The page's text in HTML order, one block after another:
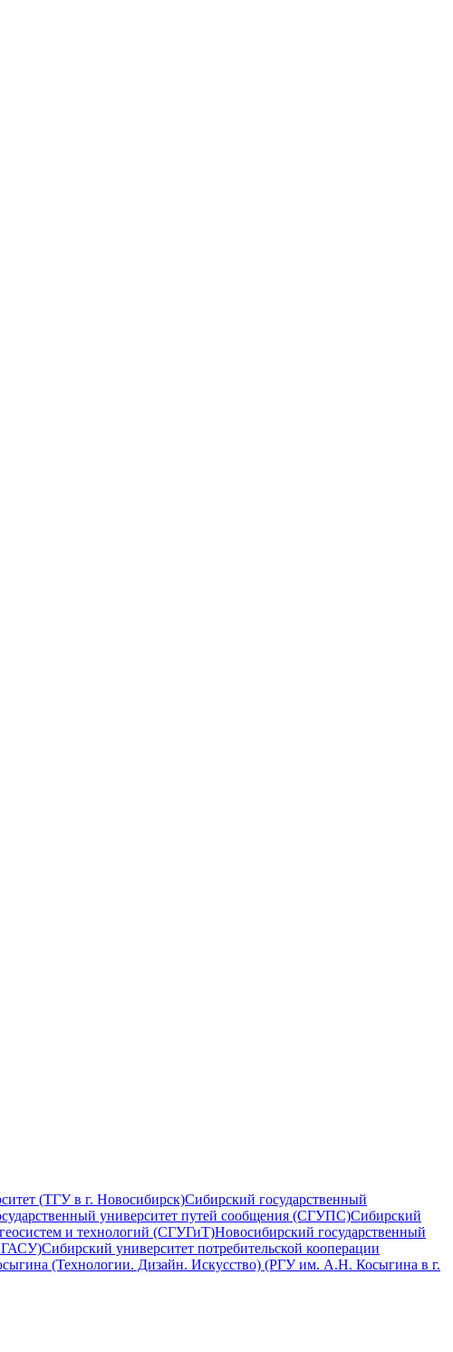
(ТГУ в г. Новосибирск)Сибирский государственный
университет путей сообщения (СГУПС)Сибирский
и технологий (СГУГиТ)Новосибирский государственный
Сибирский университет потребительской кооперации
(Технологии. Дизайн. Искусство) (РГУ им. А.Н. Косыгина в г.